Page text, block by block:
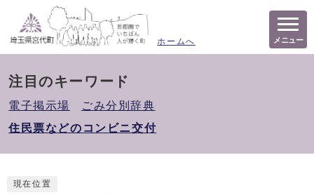
ホームへ メニュー
注目のキーワード
電子掲示場
ごみ分別辞典
住民票などのコンビニ交付
現在位置